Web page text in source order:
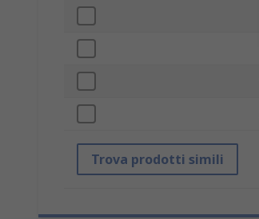
Trova prodotti simili